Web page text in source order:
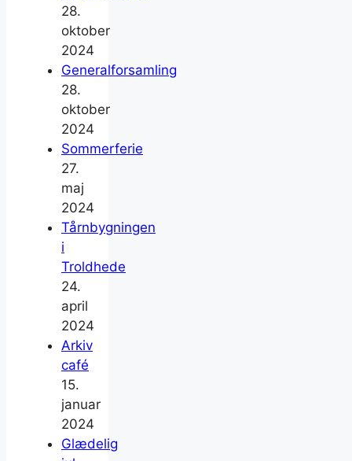
28.
oktober
2024
Generalforsamling
28.
oktober
2024
Sommerferie
27.
maj
2024
Tårnbygningen
i
Troldhede
24.
april
2024
Arkiv
café
15.
januar
2024
Glædelig